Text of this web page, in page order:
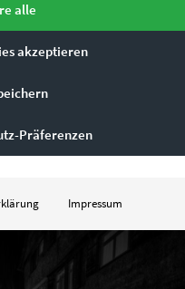
24,90–
zzgl.Versand
ca. 10 Werktage
alle
akzeptieren
Präferenzen
Impressum